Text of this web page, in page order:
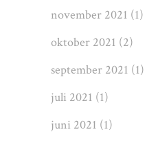
november 2021 (1)
oktober 2021 (2)
september 2021 (1)
juli 2021 (1)
juni 2021 (1)